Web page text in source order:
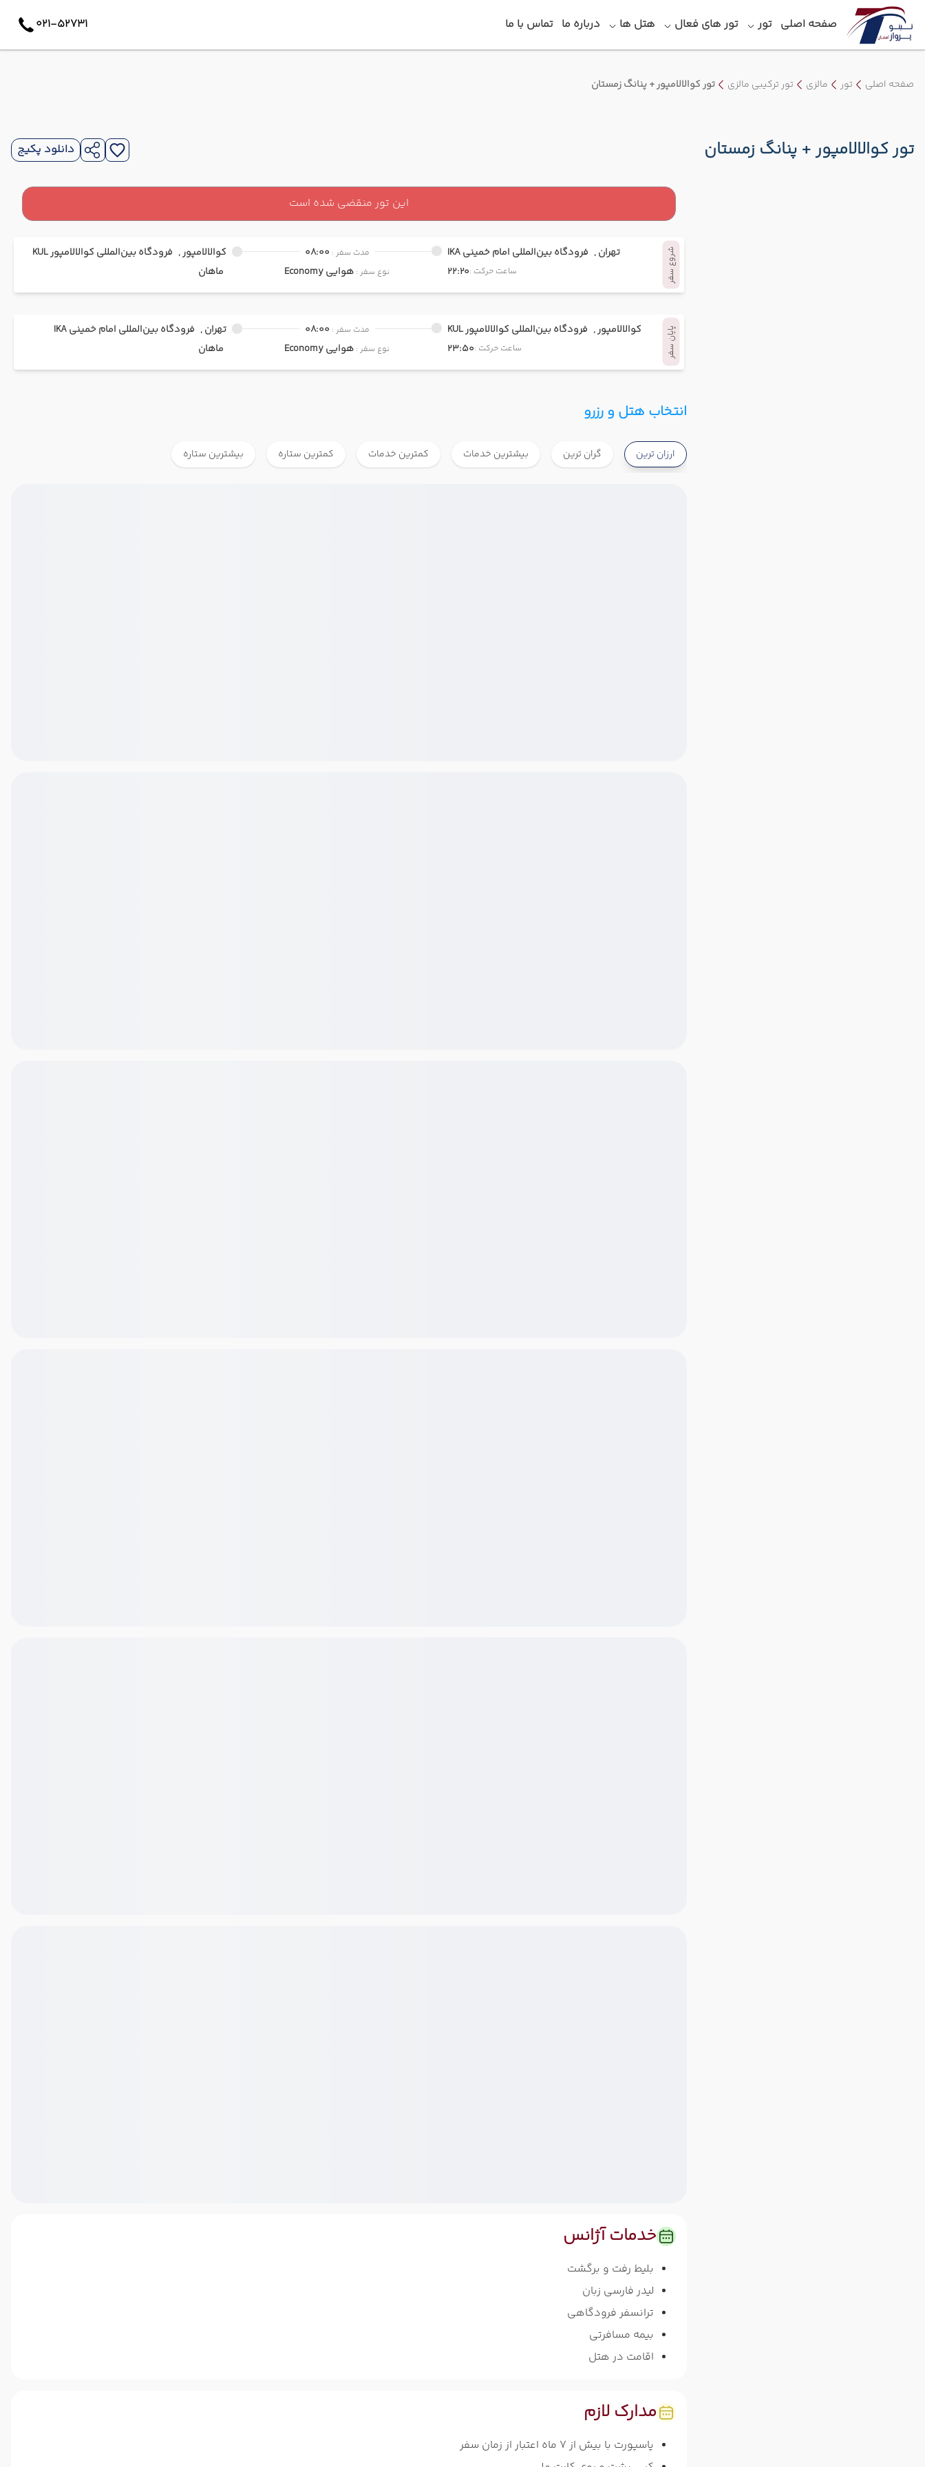
صفحه اصلی تور تور های فعال هتل‎ ها درباره ما تماس با ما 021-52731
صفحه اصلی تور مالزی تور ترکیبی مالزی تور کوالالامپور + پنانگ زمستان
تور کوالالامپور + پنانگ زمستان دانلود پکیج
این تور منقضی شده است
شروع سفر تهران , فرودگاه بین‌المللی امام خمینی IKA
ساعت حرکت :22:20
مدت سفر : 08:00
نوع سفر : هوایی
کوالالامپور , فرودگاه بین‌المللی کوالالامپور KUL
ماهان
پایان سفر کوالالامپور , فرودگاه بین‌المللی کوالالامپور KUL
ساعت حرکت :23:50
مدت سفر : 08:00
نوع سفر : هوایی
تهران , فرودگاه بین‌المللی امام خمینی IKA
ماهان
انتخاب هتل و رزرو
ارزان ترین گران ترین بیشترین خدمات کمترین خدمات کمترین ستاره بیشترین ستاره
خدمات آژانس
بلیط رفت و برگشت
لیدر فارسی زبان
ترانسفر فرودگاهی
بیمه مسافرتی
اقامت در هتل
مدارک لازم
پاسپورت با بیش از 7 ماه اعتبار از زمان سفر